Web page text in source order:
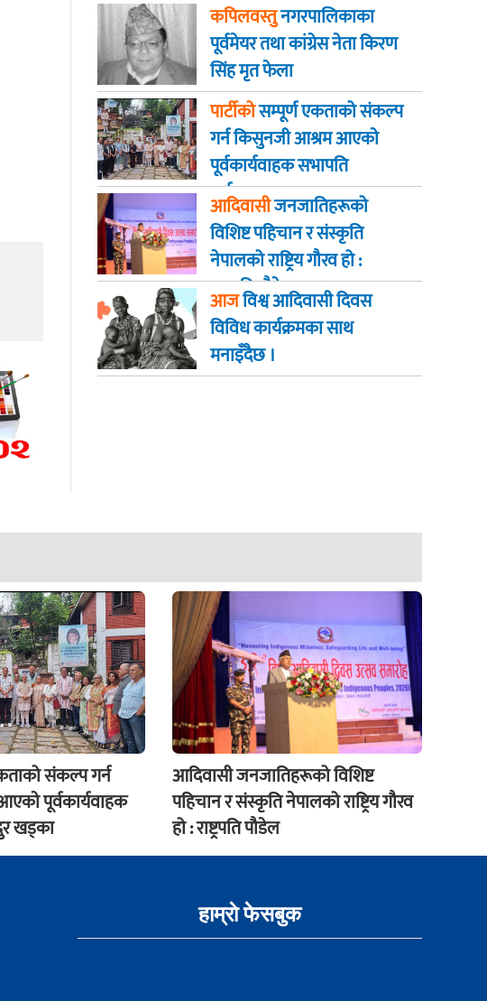
कपिलवस्तुनगरपालिकाका
पूर्वमेयर तथा कांग्रेस नेता किरण
सिंह मृत फेला
पार्टीकोसम्पूर्ण एकताको संकल्प
गर्न किसुनजी आश्रम आएकाे
पूर्वकार्यवाहक सभापति
पूर्णबहादुर खड्का
आदिवासीजनजातिहरूको
विशिष्ट पहिचान र संस्कृति
नेपालको राष्ट्रिय गौरव हो :
राष्ट्रपति पौडेल
आजविश्व आदिवासी दिवस
विविध कार्यक्रमका साथ
मनाइँदैछ ।
संकल्प गर्न
पूर्वकार्यवाहक
खड्का
आदिवासी जनजातिहरूको विशिष्ट
पहिचान र संस्कृति नेपालको राष्ट्रिय गौरव
हो : राष्ट्रपति पौडेल
हाम्राे फेसबुक